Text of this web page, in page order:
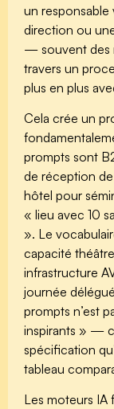
un responsable
direction ou
— souvent des
travers un
plus en plus
Cela crée un
prompts sont
de réception
hôtel pour
« lieu avec 10
». Le
capacité
infrastructure
journée
prompts n’est
inspirants » —
spécification
tableau
Les moteurs IA